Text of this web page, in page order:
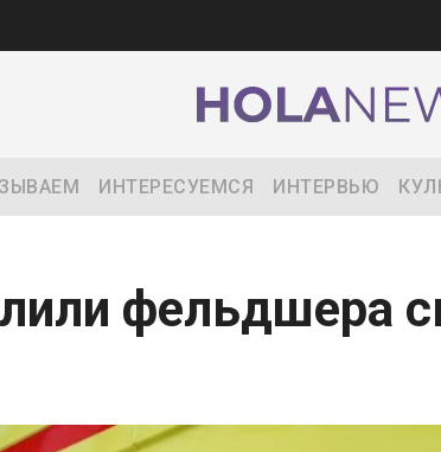
ИНТЕРЕСУЕМСЯ ИНТЕРВЬЮ
фельдшера